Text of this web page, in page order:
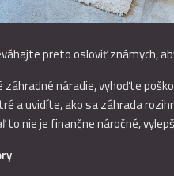
preto osloviť známych,
náradie, vyhoďte
a uvidíte, ako sa záhrada
to nie je finančne náročné,